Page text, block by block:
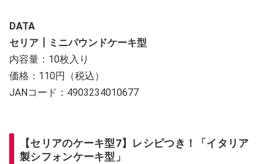
DATA
セリア┃ミニパウンドケーキ型
内容量：10枚入り
価格：110円（税込）
JANコード：4903234010677
【セリアのケーキ型7】レシピつき！「イタリア
製シフォンケーキ型」